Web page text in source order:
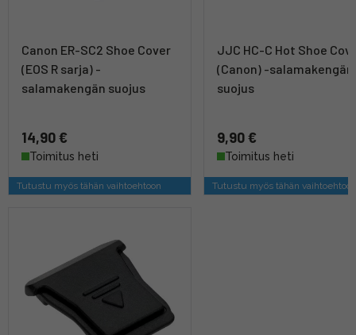
Canon ER-SC2 Shoe Cover
(EOS R sarja) -
salamakengän suojus
14,90 €
Toimitus heti
Tutustu myös tähän vaihtoehtoon
JJC HC-C Hot Shoe
(Canon) -salamakengän
suojus
9,90 €
Toimitus heti
Tutustu myös tähän